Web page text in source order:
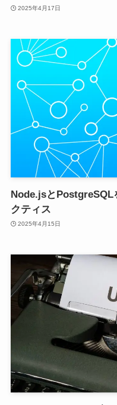
2025年4月17日
Node.jsとPostgreSQL
クティス
2025年4月15日